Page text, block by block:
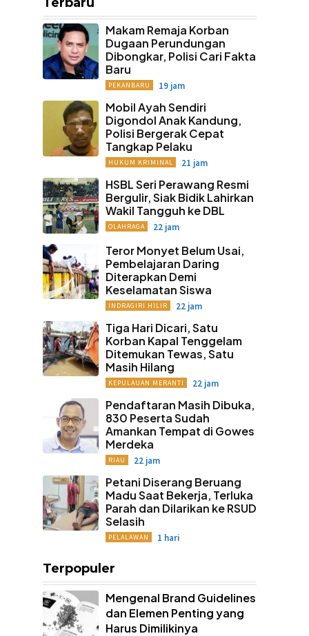
Makam Remaja Korban
Dugaan Perundungan
Dibongkar, Polisi Cari Fakta
Baru
PEKANBARU 19 jam
Mobil Ayah Sendiri
Digondol Anak Kandung,
Polisi Bergerak Cepat
Tangkap Pelaku
HUKUM KRIMINAL 21 jam
HSBL Seri Perawang Resmi
Bergulir, Siak Bidik Lahirkan
Wakil Tangguh ke DBL
OLAHRAGA 22 jam
Teror Monyet Belum Usai,
Pembelajaran Daring
Diterapkan Demi
Keselamatan Siswa
INDRAGIRI HILIR 22 jam
Tiga Hari Dicari, Satu
Korban Kapal Tenggelam
Ditemukan Tewas, Satu
Masih Hilang
KEPULAUAN MERANTI 22 jam
Pendaftaran Masih Dibuka,
830 Peserta Sudah
Amankan Tempat di Gowes
Merdeka
RIAU 22 jam
Petani Diserang Beruang
Madu Saat Bekerja, Terluka
Parah dan Dilarikan ke RSUD
Selasih
PELALAWAN 1 hari
Terpopuler
Mengenal Brand Guidelines
dan Elemen Penting yang
Harus Dimilikinya